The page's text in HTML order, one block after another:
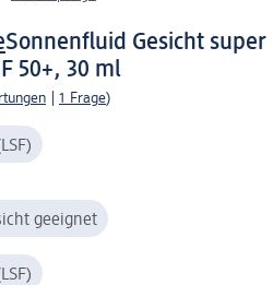
Sonnenfluid Gesicht super
50+, 30 ml
1 Frage)
geeignet